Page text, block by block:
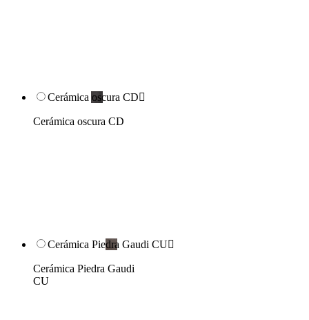
Cerámica oscura CD
Cerámica oscura CD
Cerámica Piedra Gaudi CU
Cerámica Piedra Gaudi
CU